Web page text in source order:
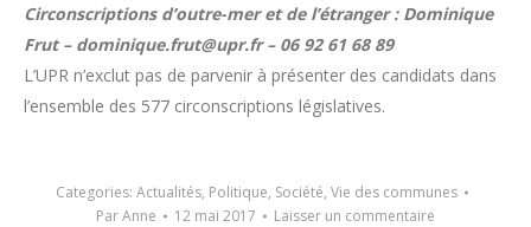
Circonscriptions d’outre-mer et de l’étranger : Dominique
Frut – dominique.frut@upr.fr – 06 92 61 68 89
L’UPR n’exclut pas de parvenir à présenter des candidats dans
l’ensemble des 577 circonscriptions législatives.
Categories: Actualités, Politique, Société, Vie des communes
ParAnne 12 mai 2017 Laisser un commentaire